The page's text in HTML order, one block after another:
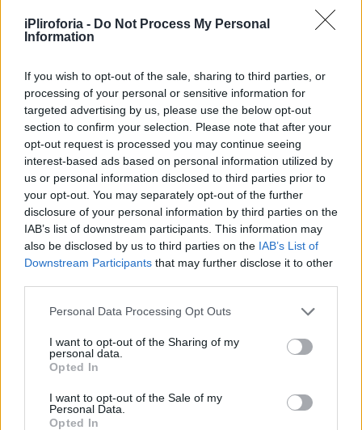
iPliroforia - Do Not Process My Personal
Information
If you wish to opt-out of the sale, sharing to third parties, or
processing of your personal or sensitive information for
targeted advertising by us, please use the below opt-out
section to confirm your selection. Please note that after your
opt-out request is processed you may continue seeing
interest-based ads based on personal information utilized by
us or personal information disclosed to third parties prior to
your opt-out. You may separately opt-out of the further
disclosure of your personal information by third parties on the
IAB’s list of downstream participants. This information may
also be disclosed by us to third parties on the IAB’s List of
Downstream Participants that may further disclose it to other
Personal Data Processing Opt Outs
I want to opt-out of the Sharing of my
personal data.
Opted In
I want to opt-out of the Sale of my
Personal Data.
Opted In